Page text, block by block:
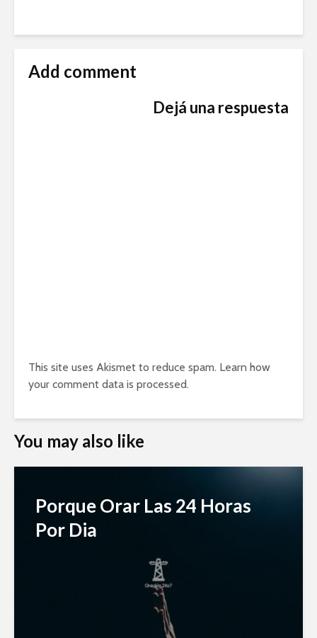
Add comment
Dejá una respuesta
This site uses Akismet to reduce spam. Learn how
your comment data is processed.
You may also like
Porque Orar Las 24 Horas
Por Dia